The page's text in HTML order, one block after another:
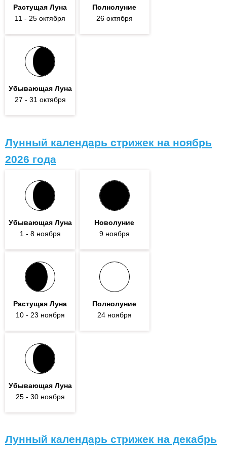
Растущая Луна
11 - 25 октября
Полнолуние
26 октября
Убывающая Луна
27 - 31 октября
Лунный календарь стрижек на ноябрь
2026 года
Убывающая Луна
1 - 8 ноября
Новолуние
9 ноября
Растущая Луна
10 - 23 ноября
Полнолуние
24 ноября
Убывающая Луна
25 - 30 ноября
Лунный календарь стрижек на декабрь